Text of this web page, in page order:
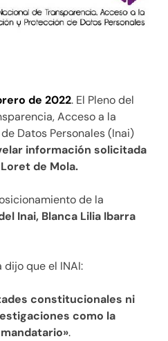
de 2022. El Pleno del
Acceso a la
Datos Personales (Inai)
información solicitada
de Mola.
de la
Inai, Blanca Lilia Ibarra
que el INAI:
constitucionales ni
como la
.